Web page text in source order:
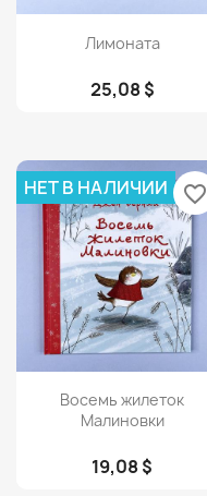
Просмотр
Лимоната
25,08 $
Просмотр
Восемь жилеток
Малиновки
19,08 $
НЕТ В НАЛИЧИИ favorite_border